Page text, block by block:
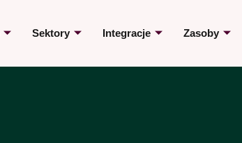
Sektory Integracje Zasoby